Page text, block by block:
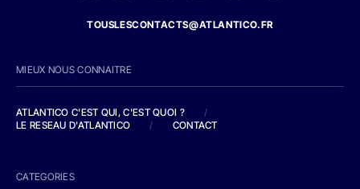
TOUSLESCONTACTS@ATLANTICO.FR
MIEUX NOUS CONNAITRE
ATLANTICO C'EST QUI, C'EST QUOI ?
/
LE RESEAU D'ATLANTICO
/ CONTACT
CATEGORIES